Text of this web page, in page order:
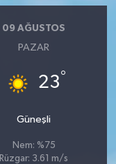
09 AĞUSTOS
PAZAR
23°
Güneşli
Nem: %75
Rüzgar: 3.61 m/s